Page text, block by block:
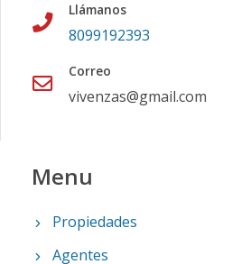
Llámanos
8099192393
Correo
vivenzas@gmail.com
Menu
Propiedades
Agentes